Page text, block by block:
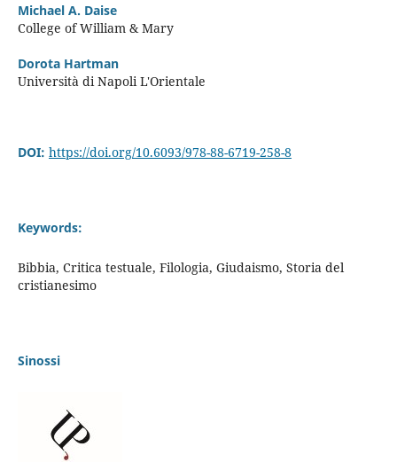
Michael A. Daise
College of William & Mary
Dorota Hartman
Università di Napoli L'Orientale
DOI: https://doi.org/10.6093/978-88-6719-258-8
Keywords:
Bibbia, Critica testuale, Filologia, Giudaismo, Storia del
cristianesimo
Sinossi